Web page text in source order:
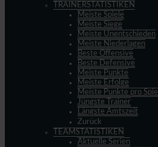
TRAINERSTATISTIKEN
Meiste Spiele
Meiste Siege
Meiste Unentschieden
Meiste Niederlagen
Beste Offensive
Beste Defensive
Meiste Punkte
Meiste Erfolge
Meiste Punkte pro Spiel
Jüngste Trainer
Längste Amtszeit
Zurück
TEAMSTATISTIKEN
Aktuelle Serien